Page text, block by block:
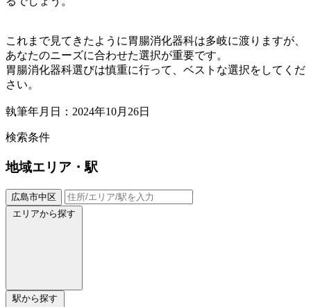
これまで見てきたように胃腸消化器科は多岐に渡りますが、
あなたのニーズに合わせた選択が重要です。
胃腸消化器科選びは慎重に行って、ベストな選択をしてくだ
さい。
執筆年月日：2024年10月26日
検索条件
地域エリア・駅
広島市中区
エリアから探す
駅から探す